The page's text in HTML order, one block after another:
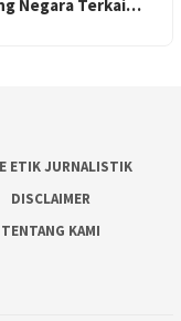
Negara Terkai…
ETIK JURNALISTIK
DISCLAIMER
TENTANG KAMI